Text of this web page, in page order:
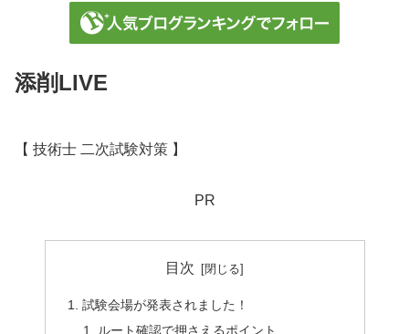
添削LIVE
【 技術士 二次試験対策 】
PR
目次
試験会場が発表されました！
ルート確認で押さえるポイント